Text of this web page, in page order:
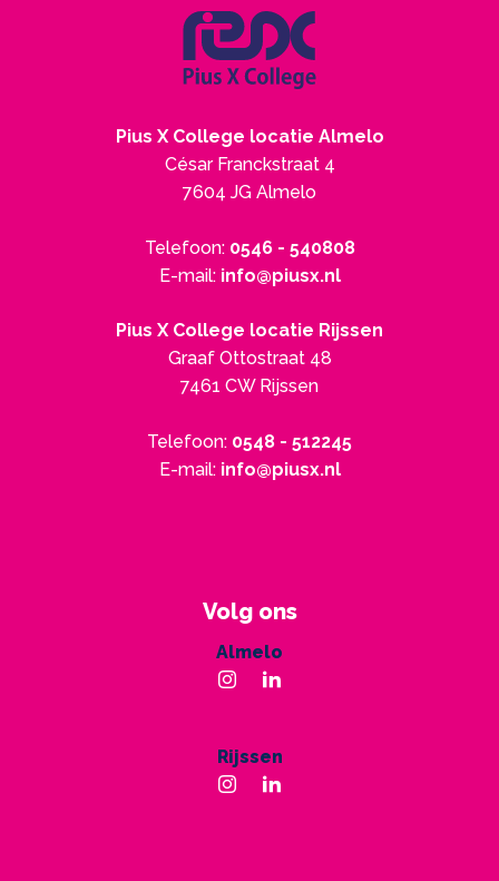
Pius X College locatie Almelo
César Franckstraat 4
7604 JG Almelo
Telefoon: 0546 - 540808
E-mail: info@piusx.nl
Pius X College locatie Rijssen
Graaf Ottostraat 48
7461 CW Rijssen
Telefoon: 0548 - 512245
E-mail: info@piusx.nl
Volg ons
Almelo
Rijssen